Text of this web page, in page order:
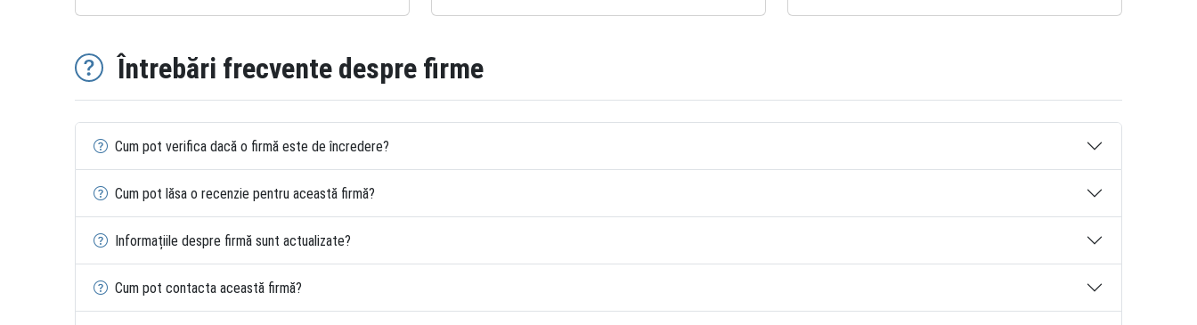
Întrebări frecvente despre firme
Cum pot verifica dacă o firmă este de încredere?
Cum pot lăsa o recenzie pentru această firmă?
Informațiile despre firmă sunt actualizate?
Cum pot contacta această firmă?